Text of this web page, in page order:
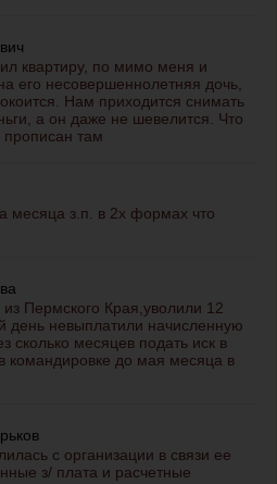
квартиру, по мимо меня и
его несовершеннолетняя дочь,
Нам приходится снимать
а он даже не шевелится. Что
там
месяца з.п. в 2х формах что
из Пермского Края,уволили 12
день невыплатили начисленную
сколько месяцев подать иск в
командировке до мая месяца в
с организации в связи ее
з/ плата и расчетные